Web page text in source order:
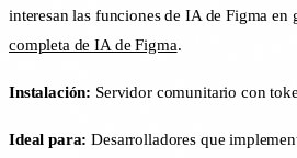
interesan las funciones de IA de Figma en
completa de IA de Figma.
Instalación: Servidor comunitario con
Ideal para: Desarrolladores que